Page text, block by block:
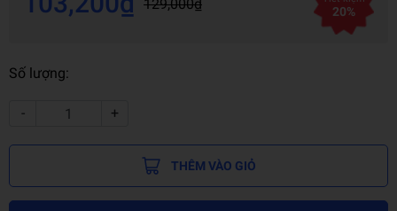
129,000₫ 20%
Số lượng:
- +
THÊM VÀO GIỎ